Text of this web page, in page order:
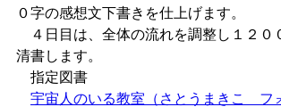
０字の感想文下書きを仕上げます。
４日目は、全体の流れを調整し１２０
清書します。
指定図書
宇宙人のいる教室（さとうまきこ フ